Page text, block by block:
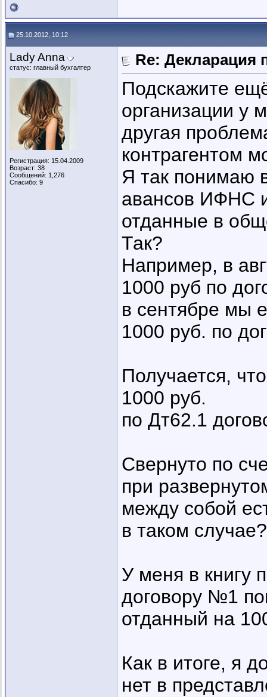
25.10.2012, 10:12
Lady Anna
статус: главный бухгалтер
Регистрация: 15.04.2009
Возраст: 38
Сообщений: 1,276
Спасибо: 9
Re:
Подскажите
организации у
другая
контрагентом
Я так понимаю
авансов ИФНС
отданные в
Так?
Например, в
1000 руб по
в сентябре мы
1000 руб. по
Получается,
1000 руб.
по Дт62.1
Свернуто по
при
между собой
в таком случае?
У меня в книгу
договору №1
отданный на
Как в итоге, я
нет в